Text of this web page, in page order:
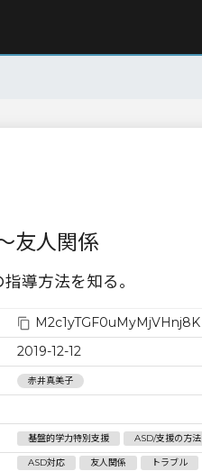
友人関係
導方法を知る。
M2c1yTGF0uMyMjVHnj8K
2019-12-12
赤井真美子
基盤的学力特別支援 ASD/支援の方法
ASD対応 友人関係 トラブル